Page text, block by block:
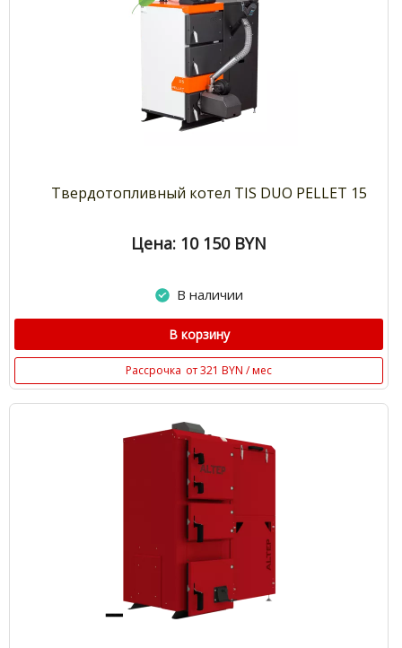
Твердотопливный котел TIS DUO PELLET 15
Цена: 10 150 BYN
В наличии
В корзину
Рассрочка от 321 BYN / мес